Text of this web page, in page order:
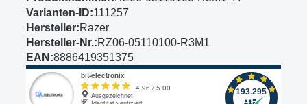
Varianten-ID:111257
Hersteller:Razer
Hersteller-Nr.:RZ06-05110100-R3M1
EAN:8886419351375